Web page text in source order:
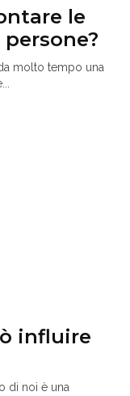
le
molto tempo una
influire
di noi è una